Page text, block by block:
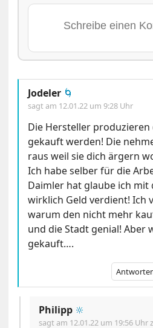
Jodeler 🌀
sagt am 12.01.22 um 9:28 Uhr
Die Hersteller produzieren
gekauft werden! Die
raus weil sie dich ärgern
Ich habe selber für die
Daimler hat glaube ich mit
wirklich Geld verdient! Ich
warum den nicht mehr
und die Stadt genial! Aber
gekauft….
Philipp 🔆
sagt am 12.01.22 um 19:56 Uhr